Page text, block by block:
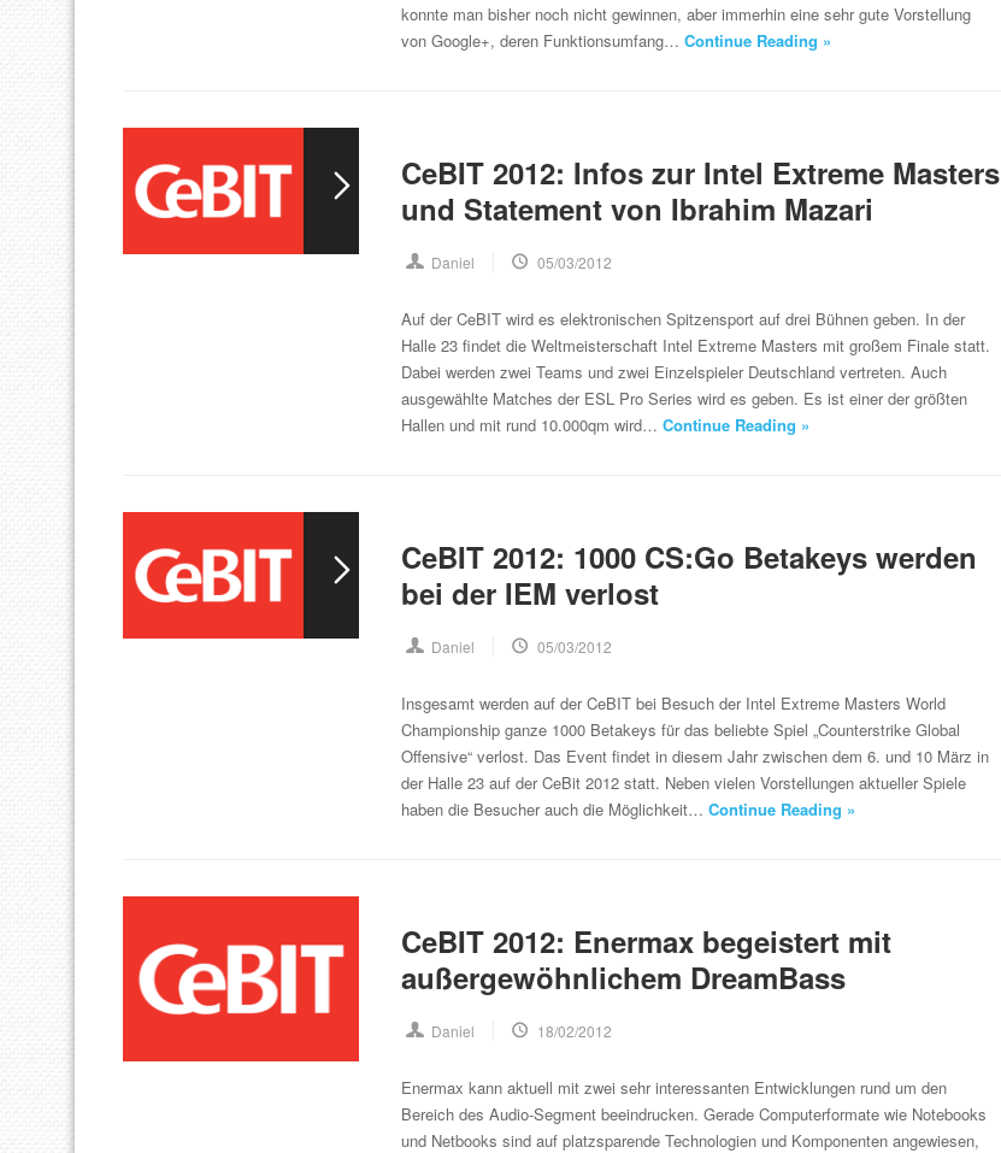
konnte man bisher noch nicht gewinnen, aber immerhin eine sehr gute Vorstellung
von Google+, deren Funktionsumfang…Continue Reading »
CeBIT 2012: Infos zur Intel Extreme Masters
und Statement von Ibrahim Mazari
Daniel 05/03/2012
Auf der CeBIT wird es elektronischen Spitzensport auf drei Bühnen geben. In der
Halle 23 findet die Weltmeisterschaft Intel Extreme Masters mit großem Finale statt.
Dabei werden zwei Teams und zwei Einzelspieler Deutschland vertreten. Auch
ausgewählte Matches der ESL Pro Series wird es geben. Es ist einer der größten
Hallen und mit rund 10.000qm wird…Continue Reading »
CeBIT 2012: 1000 CS:Go Betakeys werden
bei der IEM verlost
Daniel 05/03/2012
Insgesamt werden auf der CeBIT bei Besuch der Intel Extreme Masters World
Championship ganze 1000 Betakeys für das beliebte Spiel „Counterstrike Global
Offensive“ verlost. Das Event findet in diesem Jahr zwischen dem 6. und 10 März in
der Halle 23 auf der CeBit 2012 statt. Neben vielen Vorstellungen aktueller Spiele
haben die Besucher auch die Möglichkeit…Continue Reading »
CeBIT 2012: Enermax begeistert mit
außergewöhnlichem DreamBass
Daniel 18/02/2012
Enermax kann aktuell mit zwei sehr interessanten Entwicklungen rund um den
Bereich des Audio-Segment beeindrucken. Gerade Computerformate wie Notebooks
und Netbooks sind auf platzsparende Technologien und Komponenten angewiesen,